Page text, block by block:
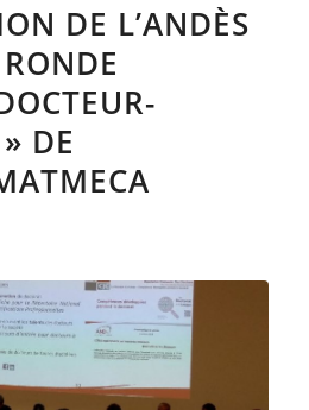
DE L’ANDÈS
DE